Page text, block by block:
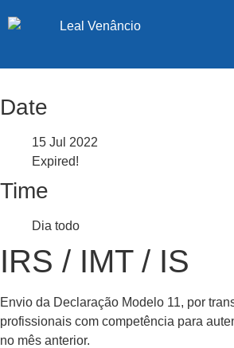
Date
15 Jul 2022
Expired!
Time
Dia todo
IRS / IMT / IS
Envio da Declaração Modelo 11, por
profissionais com competência para
no mês anterior.